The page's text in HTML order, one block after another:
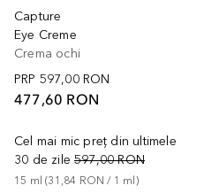
Capture
Eye Creme
Crema ochi
PRP 597,00 RON
477,60 RON
Cel mai mic preț din ultimele
30 de zile 597,00 RON
15 ml (31,84 RON / 1 ml )